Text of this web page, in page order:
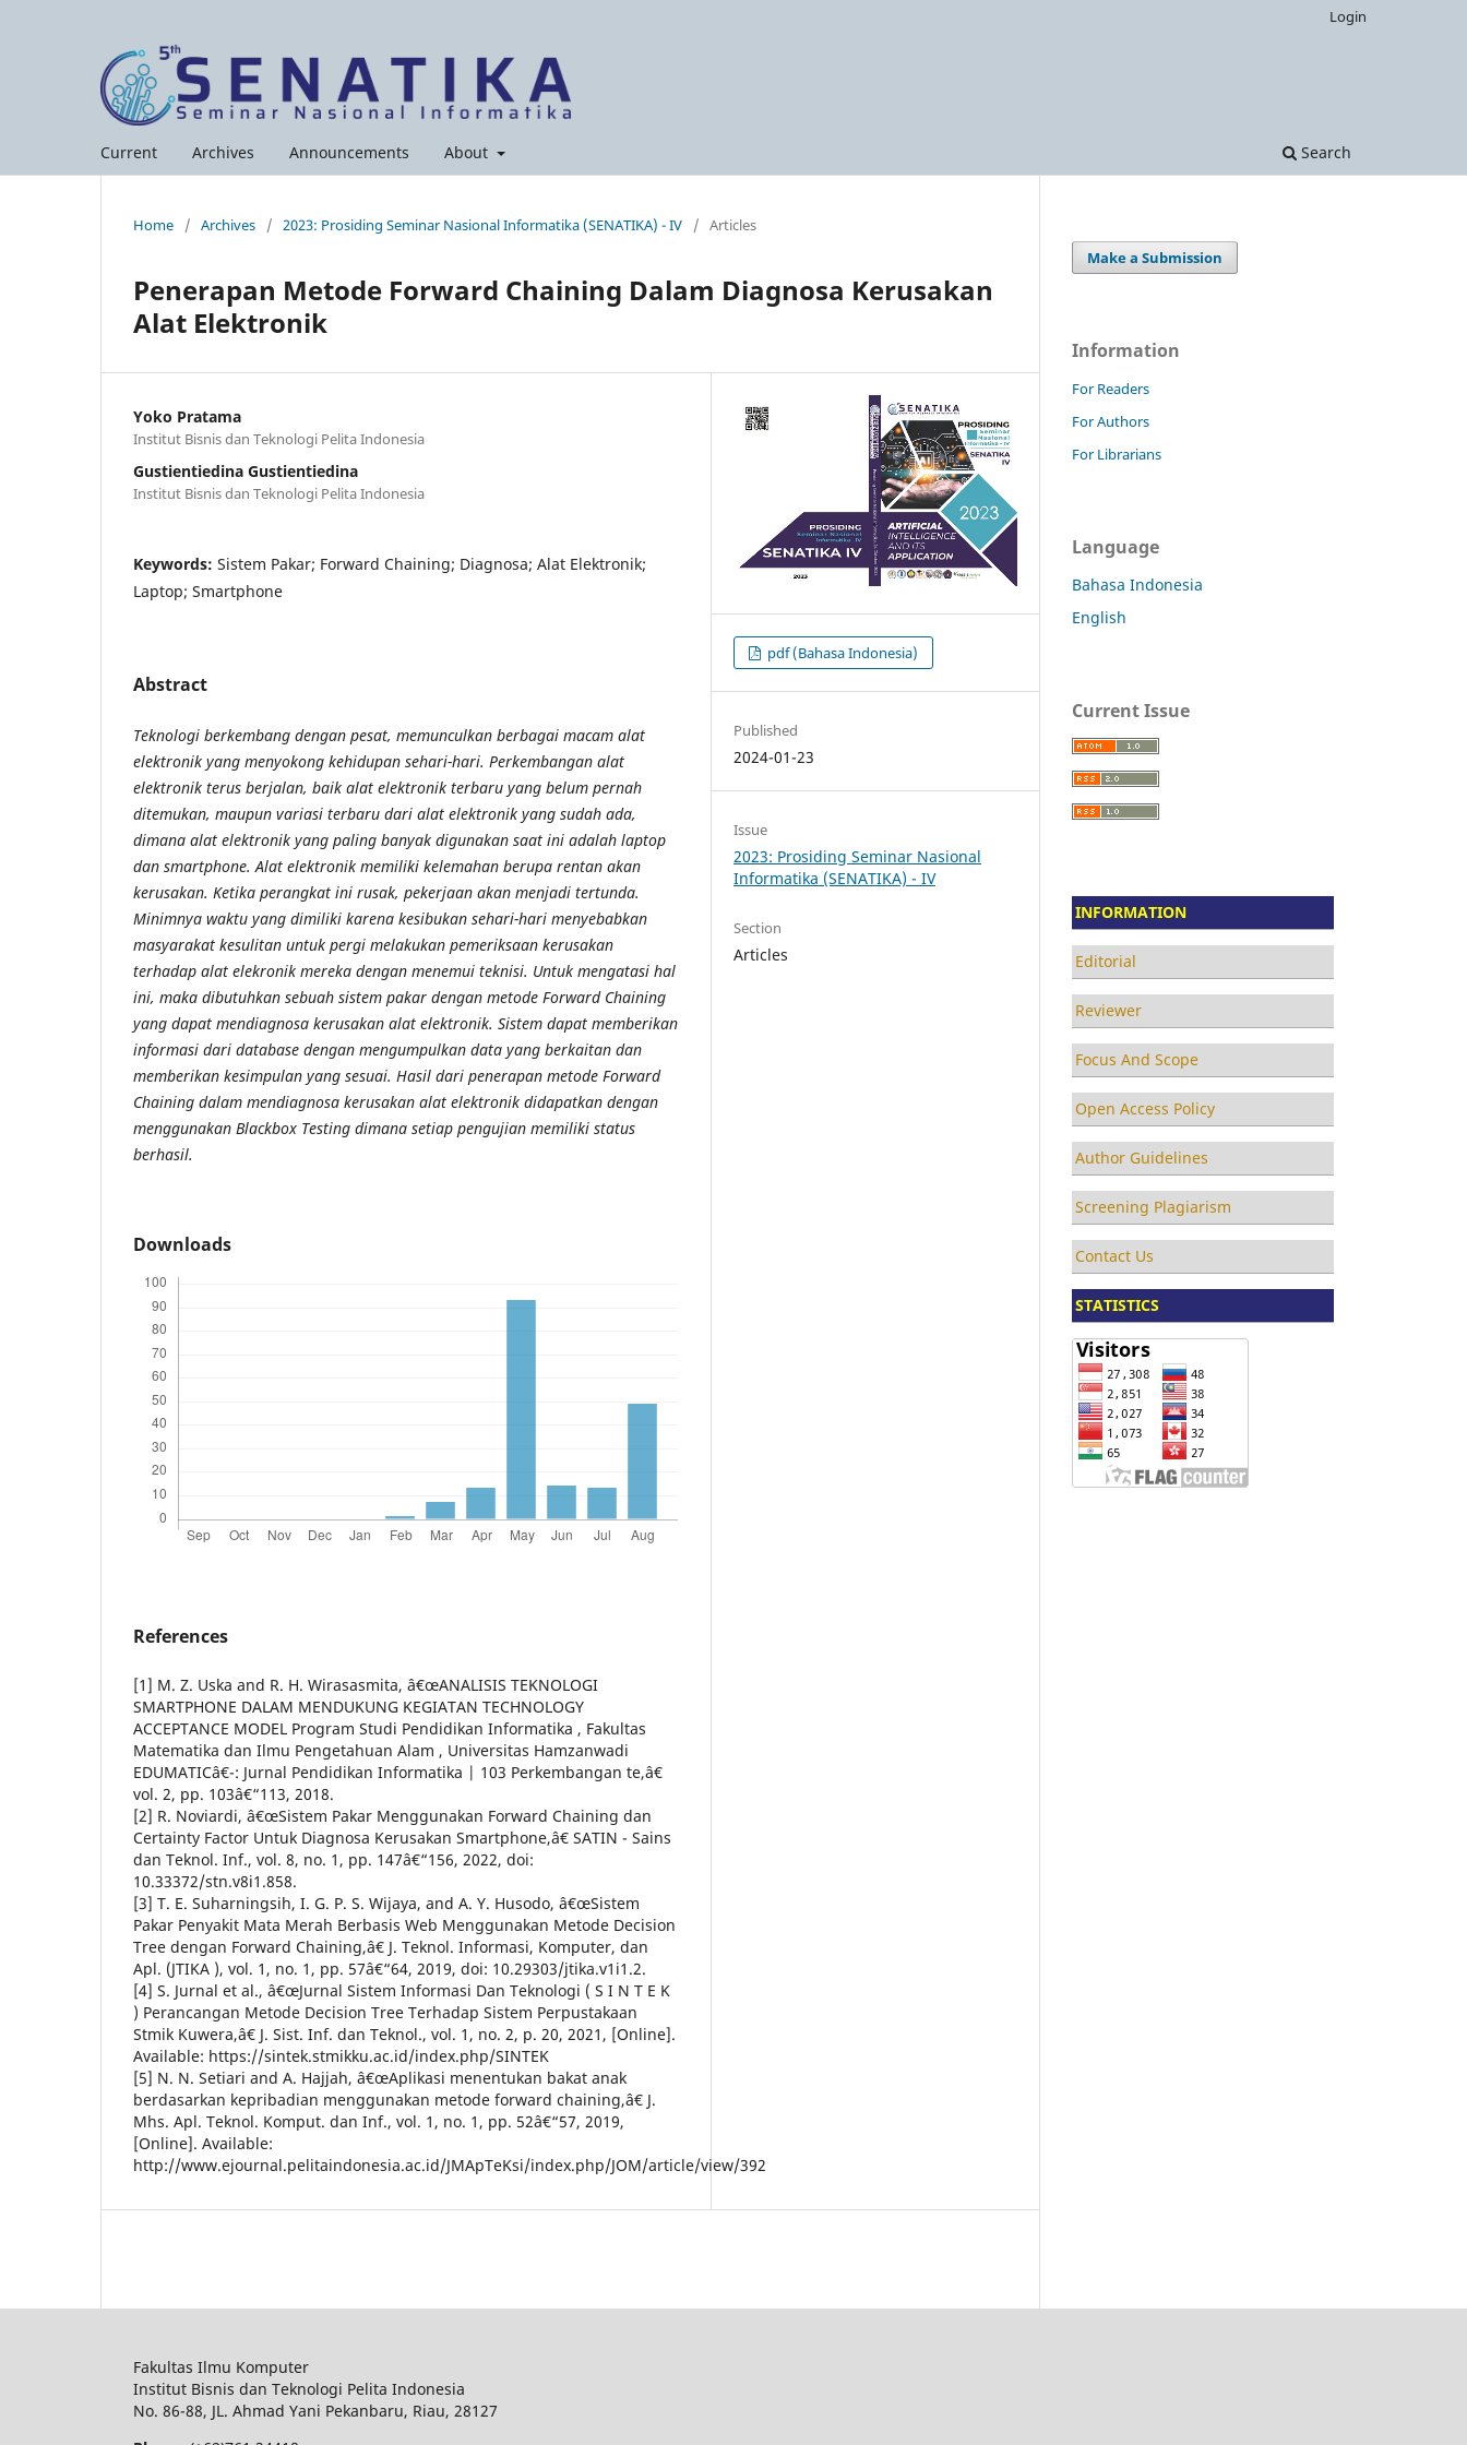
Current Archives Announcements About Search
Login
Home / Archives / 2023: Prosiding Seminar Nasional Informatika (SENATIKA) - IV / Articles
Penerapan Metode Forward Chaining Dalam Diagnosa Kerusakan
Alat Elektronik
Yoko Pratama
Institut Bisnis dan Teknologi Pelita Indonesia
Gustientiedina Gustientiedina
Institut Bisnis dan Teknologi Pelita Indonesia
Keywords: Sistem Pakar; Forward Chaining; Diagnosa; Alat Elektronik;
Laptop; Smartphone
Abstract
Teknologi berkembang dengan pesat, memunculkan berbagai macam alat
elektronik yang menyokong kehidupan sehari-hari. Perkembangan alat
elektronik terus berjalan, baik alat elektronik terbaru yang belum pernah
ditemukan, maupun variasi terbaru dari alat elektronik yang sudah ada,
dimana alat elektronik yang paling banyak digunakan saat ini adalah laptop
dan smartphone. Alat elektronik memiliki kelemahan berupa rentan akan
kerusakan. Ketika perangkat ini rusak, pekerjaan akan menjadi tertunda.
Minimnya waktu yang dimiliki karena kesibukan sehari-hari menyebabkan
masyarakat kesulitan untuk pergi melakukan pemeriksaan kerusakan
terhadap alat elekronik mereka dengan menemui teknisi. Untuk mengatasi hal
ini, maka dibutuhkan sebuah sistem pakar dengan metode Forward Chaining
yang dapat mendiagnosa kerusakan alat elektronik. Sistem dapat memberikan
informasi dari database dengan mengumpulkan data yang berkaitan dan
memberikan kesimpulan yang sesuai. Hasil dari penerapan metode Forward
Chaining dalam mendiagnosa kerusakan alat elektronik didapatkan dengan
menggunakan Blackbox Testing dimana setiap pengujian memiliki status
berhasil.
Downloads
References
[1] M. Z. Uska and R. H. Wirasasmita, â€œANALISIS TEKNOLOGI
SMARTPHONE DALAM MENDUKUNG KEGIATAN TECHNOLOGY
ACCEPTANCE MODEL Program Studi Pendidikan Informatika , Fakultas
Matematika dan Ilmu Pengetahuan Alam , Universitas Hamzanwadi
EDUMATICâ€¯: Jurnal Pendidikan Informatika | 103 Perkembangan te,â€
vol. 2, pp. 103â€“113, 2018.
[2] R. Noviardi, â€œSistem Pakar Menggunakan Forward Chaining dan
Certainty Factor Untuk Diagnosa Kerusakan Smartphone,â€ SATIN - Sains
dan Teknol. Inf., vol. 8, no. 1, pp. 147â€“156, 2022, doi:
10.33372/stn.v8i1.858.
[3] T. E. Suharningsih, I. G. P. S. Wijaya, and A. Y. Husodo, â€œSistem
Pakar Penyakit Mata Merah Berbasis Web Menggunakan Metode Decision
Tree dengan Forward Chaining,â€ J. Teknol. Informasi, Komputer, dan
Apl. (JTIKA ), vol. 1, no. 1, pp. 57â€“64, 2019, doi: 10.29303/jtika.v1i1.2.
[4] S. Jurnal et al., â€œJurnal Sistem Informasi Dan Teknologi ( S I N T E K
) Perancangan Metode Decision Tree Terhadap Sistem Perpustakaan
Stmik Kuwera,â€ J. Sist. Inf. dan Teknol., vol. 1, no. 2, p. 20, 2021, [Online].
Available: https://sintek.stmikku.ac.id/index.php/SINTEK
[5] N. N. Setiari and A. Hajjah, â€œAplikasi menentukan bakat anak
berdasarkan kepribadian menggunakan metode forward chaining,â€ J.
Mhs. Apl. Teknol. Komput. dan Inf., vol. 1, no. 1, pp. 52â€“57, 2019,
[Online]. Available:
http://www.ejournal.pelitaindonesia.ac.id/JMApTeKsi/index.php/JOM/article/view/392
pdf (Bahasa Indonesia)
Published
2024-01-23
Issue
2023: Prosiding Seminar Nasional
Informatika (SENATIKA) - IV
Section
Articles
Make a Submission
Information
For Readers
For Authors
For Librarians
Language
Bahasa Indonesia
English
Current Issue
INFORMATION
Editorial
Reviewer
Focus And Scope
Open Access Policy
Author Guidelines
Screening Plagiarism
Contact Us
STATISTICS
Fakultas Ilmu Komputer
Institut Bisnis dan Teknologi Pelita Indonesia
No. 86-88, JL. Ahmad Yani Pekanbaru, Riau, 28127